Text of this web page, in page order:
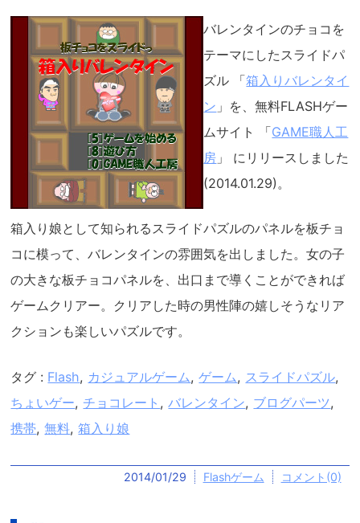
バレンタインのチョコを
テーマにしたスライドパ
ズル 「箱入りバレンタイ
ン 」を、無料FLASHゲー
ムサイト 「GAME職人工
房 」 にリリースしました
(2014.01.29)。
箱入り娘として知られるスライドパズルのパネルを板チョ
コに模って、バレンタインの雰囲気を出しました。女の子
の大きな板チョコパネルを、出口まで導くことができれば
ゲームクリアー。クリアした時の男性陣の嬉しそうなリア
クションも楽しいパズルです。
タグ : Flash, カジュアルゲーム,ゲーム, スライドパズル,
ちょいゲー, チョコレート ,バレンタイン, ブログパーツ,
携帯,無料,箱入り娘
2014/01/29 Flashゲーム コメント(0)